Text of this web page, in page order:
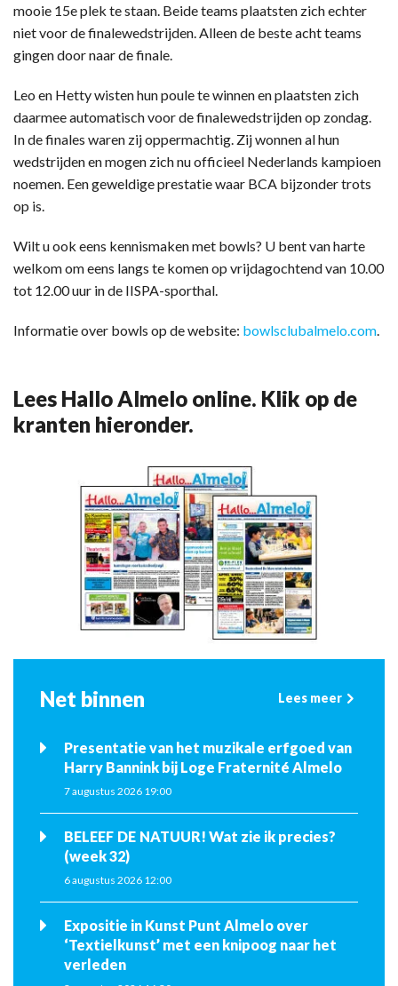
mooie 15e plek te staan. Beide teams plaatsten zich echter
niet voor de finalewedstrijden. Alleen de beste acht teams
gingen door naar de finale.
Leo en Hetty wisten hun poule te winnen en plaatsten zich
daarmee automatisch voor de finalewedstrijden op zondag.
In de finales waren zij oppermachtig. Zij wonnen al hun
wedstrijden en mogen zich nu officieel Nederlands kampioen
noemen. Een geweldige prestatie waar BCA bijzonder trots
op is.
Wilt u ook eens kennismaken met bowls? U bent van harte
welkom om eens langs te komen op vrijdagochtend van 10.00
tot 12.00 uur in de IISPA-sporthal.
Informatie over bowls op de website: bowlsclubalmelo.com
Lees Hallo Almelo online. Klik op de
kranten hieronder.
Net binnen Lees meer
Presentatie van het muzikale erfgoed van
Harry Bannink bij Loge Fraternité Almelo
7 augustus 2026 19:00
BELEEF DE NATUUR! Wat zie ik precies?
(week 32)
6 augustus 2026 12:00
Expositie in Kunst Punt Almelo over
‘Textielkunst’ met een knipoog naar het
verleden